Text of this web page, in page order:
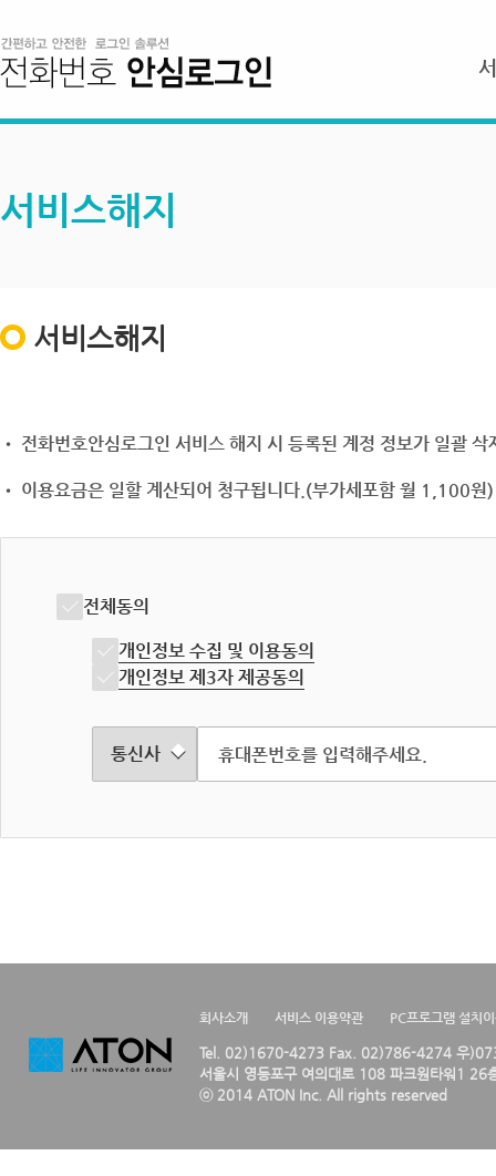
서비스해지
서비스해지
• 전화번호안심로그인 서비스 해지 시 등록된 계정 정보가 일괄
• 이용요금은 일할 계산되어 청구됩니다.(부가세포함 월 1,100원)
전체동의
개인정보 수집 및 이용동의
개인정보 제3자 제공동의
회사소개 서비스 이용약관 PC프로그램 설치
Tel. 02)1670-4273 Fax. 02)786-4274 우
서울시 영등포구 여의대로 108 파크원타워1 26
ⓒ 2014 ATON Inc. All rights reserved